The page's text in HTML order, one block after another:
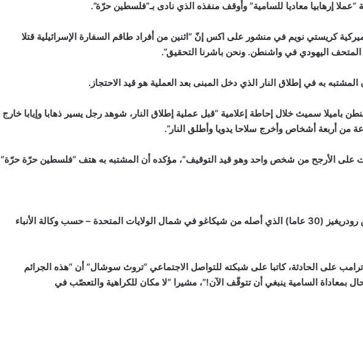
“عملا إرهابيا معاديا للسامية” وأوقف منفذه الذي نادى بـ”فلسطين حرّة”.
كريستي نويم في منشور على اكس إنّ “اثنين من أفراد طاقم السفارة الإسرائيلية قتلا
اليهودي في واشنطن. ونحن باشرنا التحقيق”.
به في إطلاق النار الذي دخل المبنى بعد العملية هو قيد الاحتجاز.
باميلا سميث خلال إحاطة إعلامية “قبل عملية إطلاق النار، شوهد رجل يسير ذهابا وإيابا خارج
من أربعة أشخاص وأخرج سلاحا يدويا وأطلق النار”.
على الأرجح من شخص واحد وهو قيد التوقيف”، مؤكده أن المشتبه به هتف “فلسطين حرّة حرّة”
وقدّمته الشرطة على أنه الياس رودريغيز (30 عاما) الذي أصله من شيكاغو في شمال الولايات المتحدة – حسب وكالة الأنباء
على الحادثة، كاتبا على شبكته للتواصل الاجتماعي “تروث سوشال” أن “هذه الجرائم
بمعاداة السامية ينبغي أن تتوقّف الآن!”، مشيرا “لا مكان للكراهية والتعصّب في